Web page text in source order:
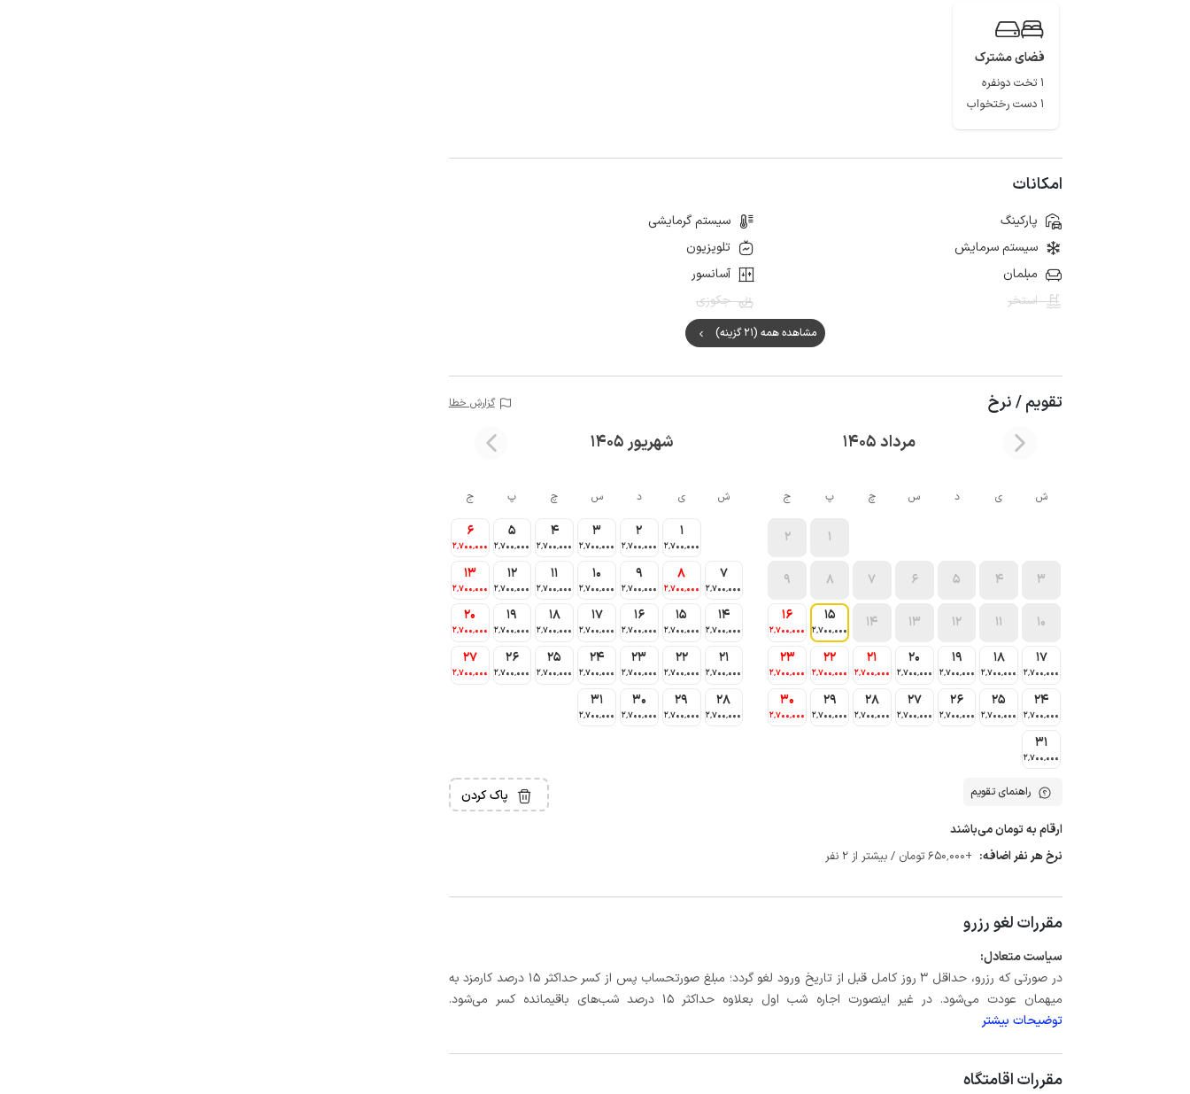
فضای مشترک
1 تخت دونفره
1 دست رختخواب
امکانات
پارکینگ
سیستم گرمایشی
سیستم سرمایش
تلویزیون
مبلمان
آسانسور
استخر
جکوزی
مشاهده همه (21 گزینه)
تقویم / نرخ گزارش خطا
مرداد 1405 شهریور 1405
ش ی د س چ پ ج
1
2
3
4
5
6
7
8
9
10
11
12
13
14
15
2٬700٬000
16
2٬700٬000
17
2٬700٬000
18
2٬700٬000
19
2٬700٬000
20
2٬700٬000
21
2٬700٬000
22
2٬700٬000
23
2٬700٬000
24
2٬700٬000
25
2٬700٬000
26
2٬700٬000
27
2٬700٬000
28
2٬700٬000
29
2٬700٬000
30
2٬700٬000
31
2٬700٬000
ش ی د س چ پ ج
1
2٬700٬000
2
2٬700٬000
3
2٬700٬000
4
2٬700٬000
5
2٬700٬000
6
2٬700٬000
7
2٬700٬000
8
2٬700٬000
9
2٬700٬000
10
2٬700٬000
11
2٬700٬000
12
2٬700٬000
13
2٬700٬000
14
2٬700٬000
15
2٬700٬000
16
2٬700٬000
17
2٬700٬000
18
2٬700٬000
19
2٬700٬000
20
2٬700٬000
21
2٬700٬000
22
2٬700٬000
23
2٬700٬000
24
2٬700٬000
25
2٬700٬000
26
2٬700٬000
27
2٬700٬000
28
2٬700٬000
29
2٬700٬000
30
2٬700٬000
31
2٬700٬000
راهنمای تقویم پاک کردن
ارقام به تومان می‌باشند
نرخ هر نفر اضافه: +650٬000 تومان / بیشتر از 2 نفر
مقررات لغو رزرو
سیاست متعادل:
در صورتی که رزرو، حداقل 3 روز کامل قبل از تاریخ ورود لغو گردد؛ مبلغ صورتحساب پس از کسر حداکثر 15 درصد کارمزد به
میهمان عودت می‌شود. در غیر اینصورت اجاره شب اول بعلاوه حداکثر 15 درصد شب‌های باقیمانده کسر می‌شود.
توضیحات بیشتر
مقررات اقامتگاه